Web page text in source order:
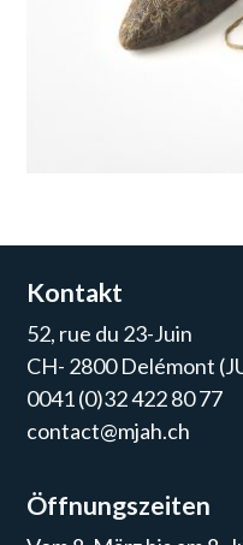
Kontakt
52, rue du 23-Juin
CH- 2800 Delémont
0041 (0)32 422 80 77
contact@mjah.ch
Öffnungszeiten